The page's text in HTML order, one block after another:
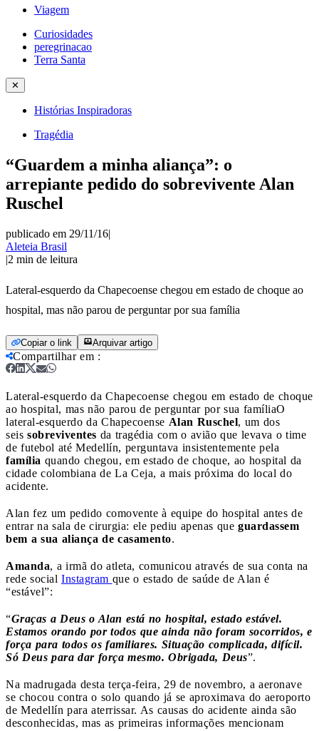
Viagem
Curiosidades
peregrinacao
Terra Santa
✕
Histórias Inspiradoras
Tragédia
“Guardem a minha aliança”: o
arrepiante pedido do sobrevivente Alan
Ruschel
publicado em 29/11/16|
Aleteia Brasil
|2 min de leitura
Lateral-esquerdo da Chapecoense chegou em estado de choque ao
hospital, mas não parou de perguntar por sua família
Copiar o link Arquivar artigo
Compartilhar em :
Lateral-esquerdo da Chapecoense chegou em estado de choque
ao hospital, mas não parou de perguntar por sua famíliaO
lateral-esquerdo da Chapecoense Alan Ruschel, um dos
seis sobreviventes da tragédia com o avião que levava o time
de futebol até Medellín, perguntava insistentemente pela
família quando chegou, em estado de choque, ao hospital da
cidade colombiana de La Ceja, a mais próxima do local do
acidente.
Alan fez um pedido comovente à equipe do hospital antes de
entrar na sala de cirurgia: ele pediu apenas que guardassem
bem a sua aliança de casamento.
Amanda, a irmã do atleta, comunicou através de sua conta na
rede social Instagram que o estado de saúde de Alan é
“estável”:
“Graças a Deus o Alan está no hospital, estado estável.
Estamos orando por todos que ainda não foram socorridos, e
força para todos os familiares. Situação complicada, difícil.
Só Deus para dar força mesmo. Obrigada, Deus”.
Na madrugada desta terça-feira, 29 de novembro, a aeronave
se chocou contra o solo quando já se aproximava do aeroporto
de Medellín para aterrissar. As causas do acidente ainda são
desconhecidas, mas as primeiras informações mencionam